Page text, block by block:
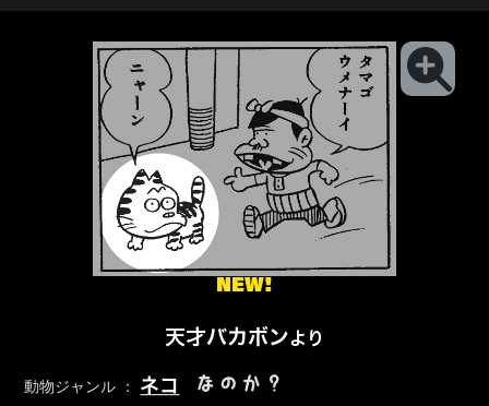
NEW!
天才バカボンより
動物ジャンル ： ネコ なのか？